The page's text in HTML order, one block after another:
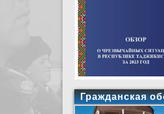
Гражданская